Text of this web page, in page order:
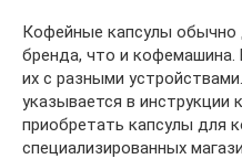
Кофейные капсулы
бренда, что и кофемашина.
их с разными
указывается в инструкции
приобретать капсулы для
специализированных